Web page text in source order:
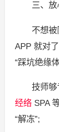
三、放
不想被同
APP 就对
“踩坑绝缘体
技师够
经络SPA
“解冻”;